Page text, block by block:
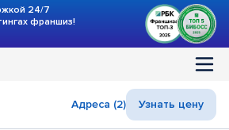
24/7
франшиз!
Адреса (2) Узнать цену